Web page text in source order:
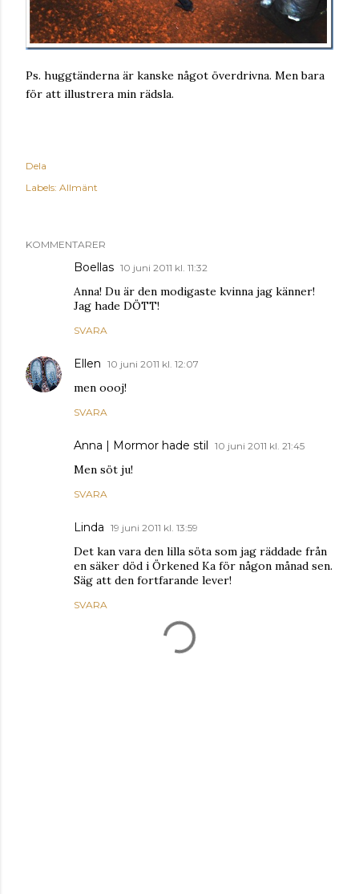
Ps. huggtänderna är kanske något överdrivna. Men bara
för att illustrera min rädsla.
Dela
Labels: Allmänt
KOMMENTARER
Boellas 10 juni 2011 kl. 11:32
Anna! Du är den modigaste kvinna jag känner!
Jag hade DÖTT!
SVARA
Ellen 10 juni 2011 kl. 12:07
men oooj!
SVARA
Anna | Mormor hade stil 10 juni 2011 kl. 21:45
Men söt ju!
SVARA
Linda 19 juni 2011 kl. 13:59
Det kan vara den lilla söta som jag räddade från
en säker död i Örkened Ka för någon månad sen.
Säg att den fortfarande lever!
SVARA